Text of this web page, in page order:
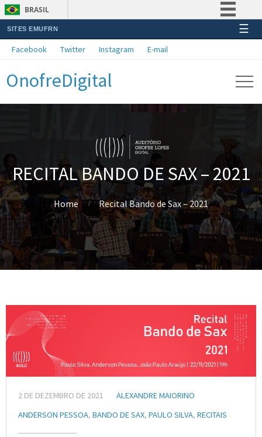
BRASIL
Simplifique!
Acesso à informação
SITES EMUFRN ☰
Facebook Twitter Instagram E-mail
OnofreDigital
RECITAL BANDO DE SAX – 2021
Home Recital Bando de Sax – 2021
2 DE DEZEMBRO DE 2021
ALEXANDRE MAIORINO
ANDERSON PESSOA, BANDO DE SAX, PAULO SILVA, RECITAIS